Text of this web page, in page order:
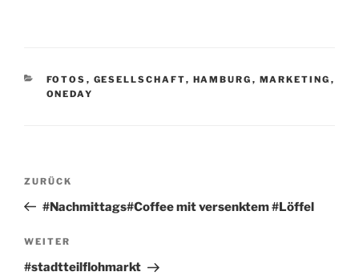
KATEGORIEN
FOTOS , GESELLSCHAFT, HAMBURG , MARKETING ,
ONEDAY
Beitragsnavigation
Vorheriger
Beitrag
ZURÜCK
#Nachmittags#Coffee mit versenktem #Löffel
Nächster
Beitrag
WEITER
#stadtteilflohmarkt